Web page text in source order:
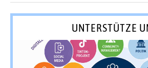
UNTERSTÜTZE